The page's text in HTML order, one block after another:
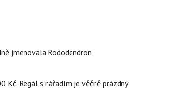
jmenovala Rododendron
Regál s nářadím je věčně prázdný